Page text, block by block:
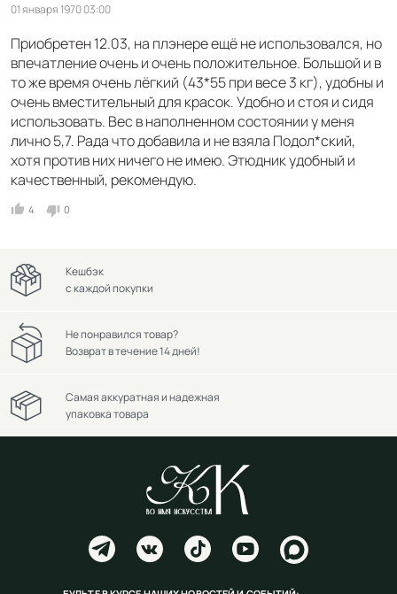
01 января 1970 03:00
Приобретен 12.03, на плэнере ещё не использовался, но
впечатление очень и очень положительное. Большой и в
то же время очень лёгкий (43*55 при весе 3 кг), удобны и
очень вместительный для красок. Удобно и стоя и сидя
использовать. Вес в наполненном состоянии у меня
лично 5,7. Рада что добавила и не взяла Подол*ский,
хотя против них ничего не имею. Этюдник удобный и
качественный, рекомендую.
4 0
Кешбэк
с каждой покупки
Не понравился товар?
Возврат в течение 14 дней!
Самая аккуратная и надежная
упаковка товара